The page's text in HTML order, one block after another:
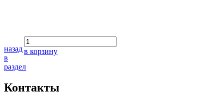
в корзину
назад
в
раздел
Контакты